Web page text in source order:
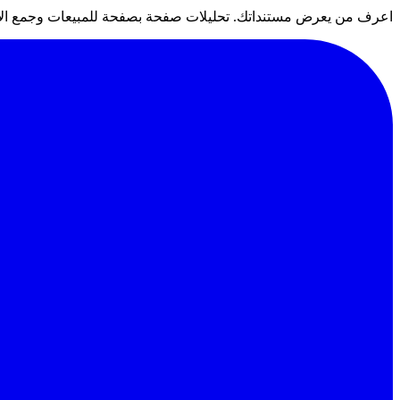
اعرف من يعرض مستنداتك. تحليلات صفحة بصفحة للمبيعات وجمع